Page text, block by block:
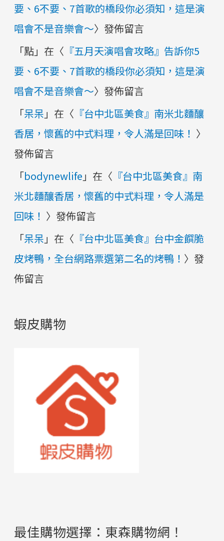
要、6不要、7首歌的橋段你必須知，這是演
唱會不是音樂會～〉發佈留言
「點」在〈 『五月天演唱會攻略』告訴你5
要、6不要、7首歌的橋段你必須知，這是演
唱會不是音樂會～〉發佈留言
「呆呆 」在〈 『台中北區美食』南米北麵釀
香居，懷舊的中式料理，令人滿是回味！ 〉
發佈留言
「bodynewlife 」在〈 『台中北區美食』南
米北麵釀香居，懷舊的中式料理，令人滿是
回味！ 〉發佈留言
「呆呆 」在〈 『台中北區美食』台中金饌脆
皮烤鴨，全台網路票選第二名的烤鴨！ 〉發
佈留言
蝦皮購物
最佳購物選擇：東森購物網！